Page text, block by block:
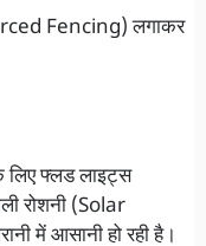
Fencing) लगाकर
फ्लड लाइट्स
रोशनी (Solar
में आसानी हो रही है।